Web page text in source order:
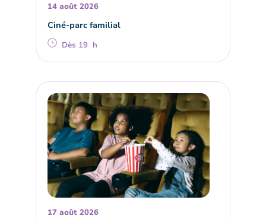
14 août 2026
Ciné-parc familial
Dès 19 h
17 août 2026